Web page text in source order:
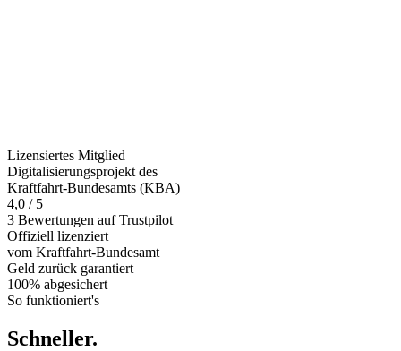
Lizensiertes Mitglied
Digitalisierungsprojekt des
Kraftfahrt-Bundesamts (KBA)
4,0 / 5
3 Bewertungen auf Trustpilot
Offiziell lizenziert
vom Kraftfahrt-Bundesamt
Geld zurück garantiert
100% abgesichert
So funktioniert's
Schneller.